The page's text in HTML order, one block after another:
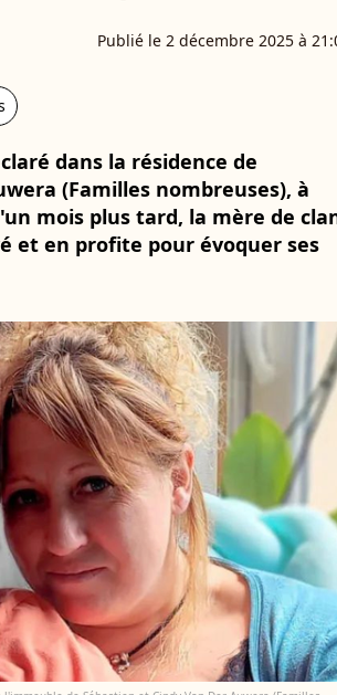
Publié le 2 décembre 2025 à
dans la résidence de
(Familles nombreuses), à
mois plus tard, la mère de
et en profite pour évoquer ses